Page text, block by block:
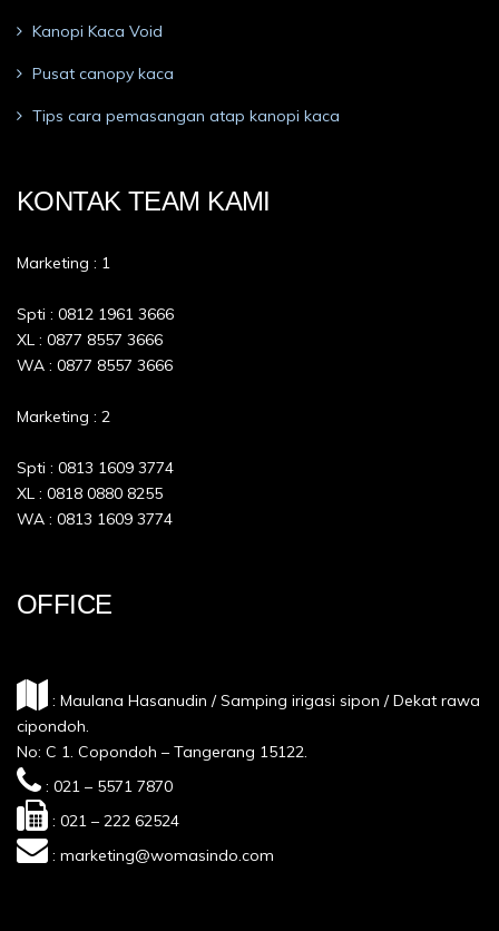
Kanopi Kaca Void
Pusat canopy kaca
Tips cara pemasangan atap kanopi kaca
KONTAK TEAM KAMI
Marketing : 1
Spti : 0812 1961 3666
XL : 0877 8557 3666
WA : 0877 8557 3666
Marketing : 2
Spti : 0813 1609 3774
XL : 0818 0880 8255
WA : 0813 1609 3774
OFFICE
: Maulana Hasanudin / Samping irigasi sipon / Dekat rawa
cipondoh.
No: C 1. Copondoh – Tangerang 15122.
: 021 – 5571 7870
: 021 – 222 62524
: marketing@womasindo.com